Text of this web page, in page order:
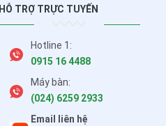
HỖ TRỢ TRỰC TUYẾN
Hotline 1:
0915 16 4488
Máy bàn:
(024) 6259 2933
Email liên hệ